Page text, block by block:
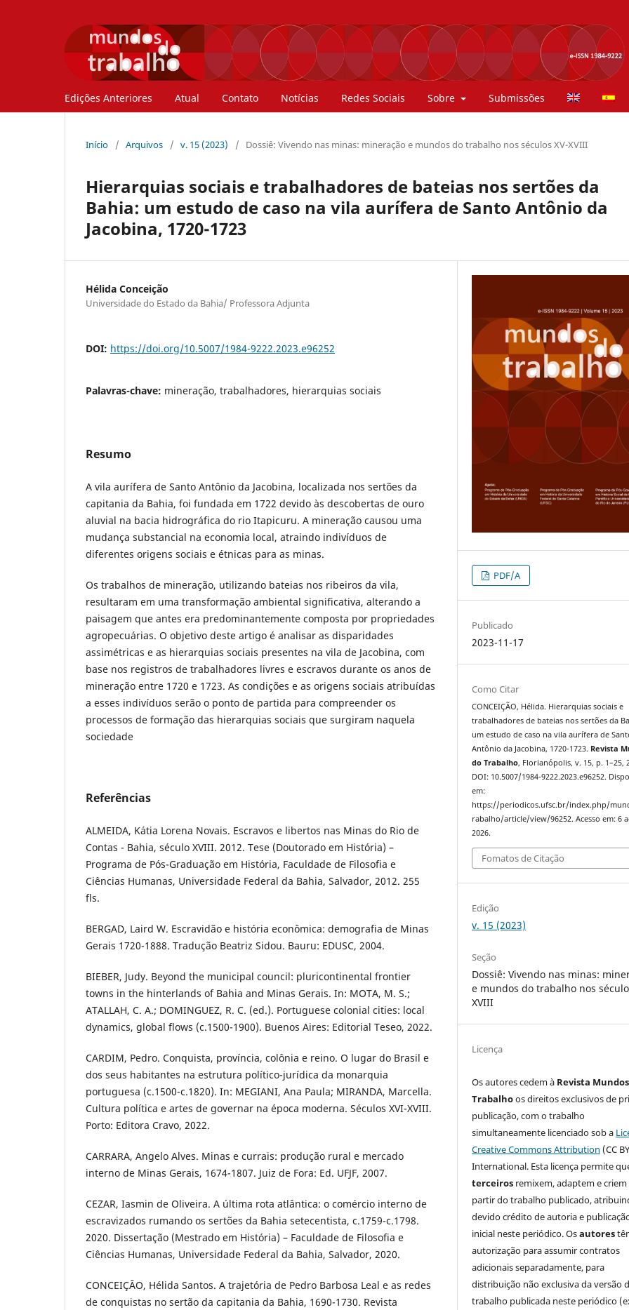
Edições Anteriores Atual Contato Notícias Redes Sociais Sobre Submissões
Início / Arquivos / v. 15 (2023) / Dossiê: Vivendo nas minas: mineração e mundos do trabalho nos séculos XV-XVIII
Hierarquias sociais e trabalhadores de bateias nos sertões da
Bahia: um estudo de caso na vila aurífera de Santo Antônio da
Jacobina, 1720-1723
Hélida Conceição
Universidade do Estado da Bahia/ Professora Adjunta
DOI: https://doi.org/10.5007/1984-9222.2023.e96252
Palavras-chave: mineração, trabalhadores, hierarquias sociais
Resumo
A vila aurífera de Santo Antônio da Jacobina, localizada nos sertões da
capitania da Bahia, foi fundada em 1722 devido às descobertas de ouro
aluvial na bacia hidrográfica do rio Itapicuru. A mineração causou uma
mudança substancial na economia local, atraindo indivíduos de
diferentes origens sociais e étnicas para as minas.
Os trabalhos de mineração, utilizando bateias nos ribeiros da vila,
resultaram em uma transformação ambiental significativa, alterando a
paisagem que antes era predominantemente composta por propriedades
agropecuárias. O objetivo deste artigo é analisar as disparidades
assimétricas e as hierarquias sociais presentes na vila de Jacobina, com
base nos registros de trabalhadores livres e escravos durante os anos de
mineração entre 1720 e 1723. As condições e as origens sociais atribuídas
a esses indivíduos serão o ponto de partida para compreender os
processos de formação das hierarquias sociais que surgiram naquela
sociedade
Referências
ALMEIDA, Kátia Lorena Novais. Escravos e libertos nas Minas do Rio de
Contas - Bahia, século XVIII. 2012. Tese (Doutorado em História) –
Programa de Pós-Graduação em História, Faculdade de Filosofia e
Ciências Humanas, Universidade Federal da Bahia, Salvador, 2012. 255
fls.
BERGAD, Laird W. Escravidão e história econômica: demografia de Minas
Gerais 1720-1888. Tradução Beatriz Sidou. Bauru: EDUSC, 2004.
BIEBER, Judy. Beyond the municipal council: pluricontinental frontier
towns in the hinterlands of Bahia and Minas Gerais. In: MOTA, M. S.;
ATALLAH, C. A.; DOMINGUEZ, R. C. (ed.). Portuguese colonial cities: local
dynamics, global flows (c.1500-1900). Buenos Aires: Editorial Teseo, 2022.
CARDIM, Pedro. Conquista, província, colônia e reino. O lugar do Brasil e
dos seus habitantes na estrutura político-jurídica da monarquia
portuguesa (c.1500-c.1820). In: MEGIANI, Ana Paula; MIRANDA, Marcella.
Cultura política e artes de governar na época moderna. Séculos XVI-XVIII.
Porto: Editora Cravo, 2022.
CARRARA, Angelo Alves. Minas e currais: produção rural e mercado
interno de Minas Gerais, 1674-1807. Juiz de Fora: Ed. UFJF, 2007.
CEZAR, Iasmin de Oliveira. A última rota atlântica: o comércio interno de
escravizados rumando os sertões da Bahia setecentista, c.1759-c.1798.
2020. Dissertação (Mestrado em História) – Faculdade de Filosofia e
Ciências Humanas, Universidade Federal da Bahia, Salvador, 2020.
CONCEIÇÂO, Hélida Santos. A trajetória de Pedro Barbosa Leal e as redes
de conquistas no sertão da capitania da Bahia, 1690-1730. Revista
PDF/A
Publicado
2023-11-17
Como Citar
CONCEIÇÃO, Hélida. Hierarquias sociais e
trabalhadores de bateias nos sertões da
um estudo de caso na vila aurífera de
Antônio da Jacobina, 1720-1723. Revista
do Trabalho, Florianópolis, v. 15, p. 1–25,
DOI: 10.5007/1984-9222.2023.e96252.
em:
https://periodicos.ufsc.br/index.php/
rabalho/article/view/96252. Acesso em: 6
2026.
Fomatos de Citação
Edição
v. 15 (2023)
Seção
Dossiê: Vivendo nas minas:
e mundos do trabalho nos
XVIII
Licença
Os autores cedem à Revista
Trabalhoos direitos exclusivos de
publicação, com o trabalho
simultaneamente licenciado sob a
Creative Commons Attribution (CC
International. Esta licença permite
terceiros remixem, adaptem e criem
partir do trabalho publicado,
devido crédito de autoria e
inicial neste periódico. Osautores
autorização para assumir contratos
adicionais separadamente, para
distribuição não exclusiva da versão
trabalho publicada neste periódico